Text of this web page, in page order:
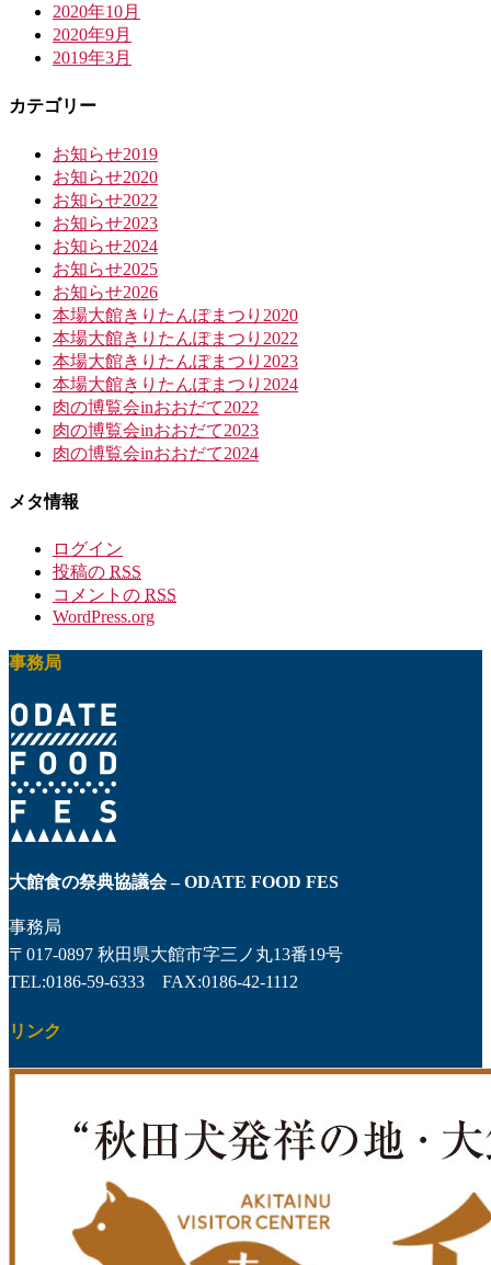
2020年10月
2020年9月
2019年3月
カテゴリー
お知らせ2019
お知らせ2020
お知らせ2022
お知らせ2023
お知らせ2024
お知らせ2025
お知らせ2026
本場大館きりたんぽまつり2020
本場大館きりたんぽまつり2022
本場大館きりたんぽまつり2023
本場大館きりたんぽまつり2024
肉の博覧会inおおだて2022
肉の博覧会inおおだて2023
肉の博覧会inおおだて2024
メタ情報
ログイン
投稿の RSS
コメントの RSS
WordPress.org
事務局
大館食の祭典協議会 – ODATE FOOD FES
事務局
〒017-0897 秋田県大館市字三ノ丸13番19号
TEL:0186-59-6333 FAX:0186-42-1112
リンク